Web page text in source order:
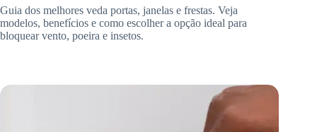
Guia dos melhores veda portas, janelas e frestas. Veja
modelos, benefícios e como escolher a opção ideal para
bloquear vento, poeira e insetos.